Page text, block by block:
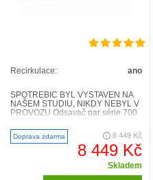
Recirkulace: ano
SPOTŘEBIČ BYL VYSTAVEN NA
NAŠEM STUDIU, NIKDY NEBYL V
PROVOZU Odsavač par série 700
Hob2Hood® znamená, že varná
deska..
Doprava zdarma 8 449 Kč
8 449 Kč
Skladem